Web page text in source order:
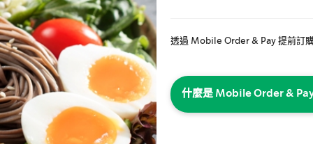
透過 Mobile Order & Pay 提前訂
什麼是 Mobile Order &